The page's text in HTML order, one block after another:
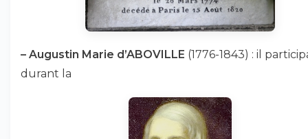
– Augustin Marie d’ABOVILLE (1776-1843) : il
durant la